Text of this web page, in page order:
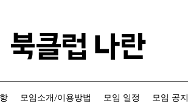
​북클럽 나란
모임소개/이용방법 모임 일정 모임 공지